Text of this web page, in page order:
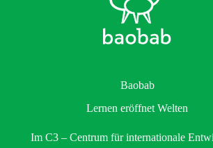
Baobab
Lernen eröffnet Welten
Im C3 – Centrum für internationale